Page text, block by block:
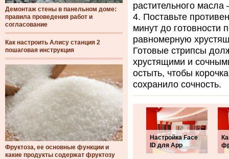
Демонтаж стены в панельном доме:
правила проведения работ и
согласование
Как настроить Алису станция 2
пошаговая инструкция
Фруктоза, ее основные функции и
какие продукты содержат фруктозу
растительного масла
Поставьте
минут до готовности
равномерную
Готовые стрипсы
хрустящими и
остыть, чтобы
сохранило сочность.
Настройка Face
ID для App